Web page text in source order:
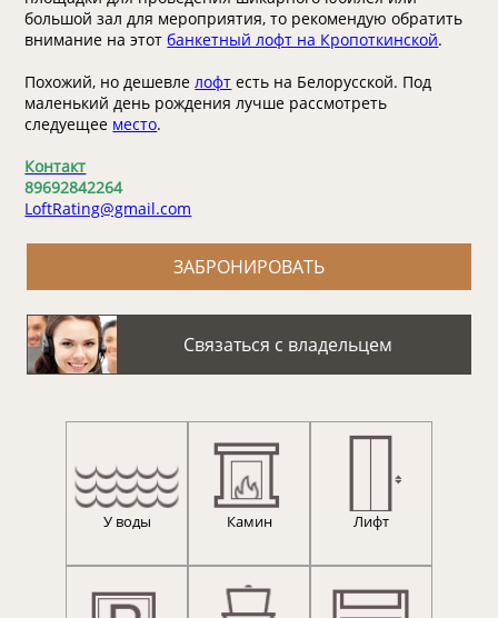
большой зал для мероприятия, то рекомендую обратить
внимание на этотбанкетный лофт на Кропоткинской.
Похожий, но дешевлелофт есть на Белорусской. Под
маленький день рождения лучше рассмотреть
следуещее место.
Контакт
89692842264
LoftRating@gmail.com
ЗАБРОНИРОВАТЬ
Связаться с владельцем
У воды Камин Лифт